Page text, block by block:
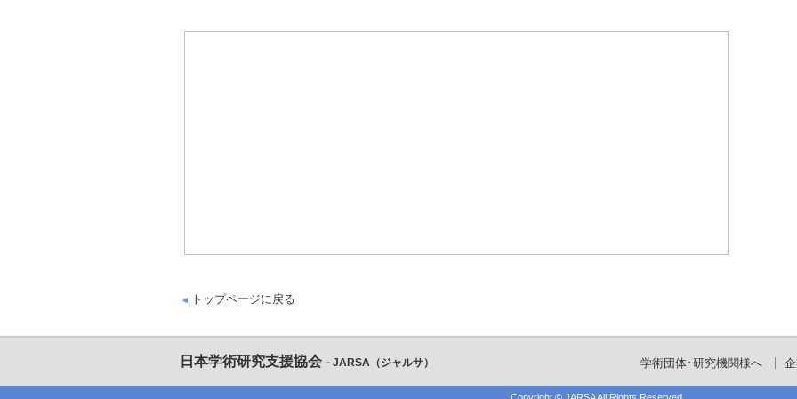
トップページに戻る
日本学術研究支援協会 －JARSA（ジャルサ） 学術団体･研究機関様へ